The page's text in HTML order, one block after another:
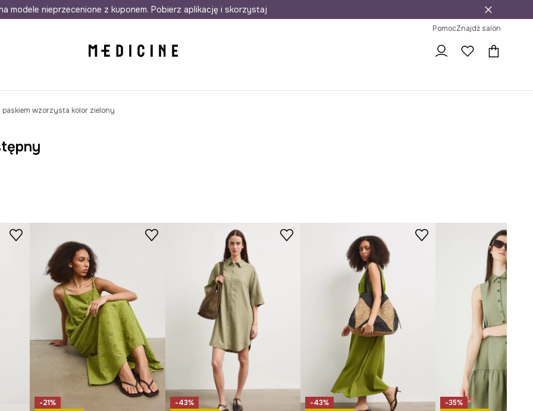
w 24h Darmowa dostawa do salonów 30 dni na zwrot
modele nieprzecenione z kuponem. Pobierz aplikację i skorzystaj
PomocZnajdź salon
paskiem wzorzysta kolor zielony
-21%
-43%
-43%
-35%